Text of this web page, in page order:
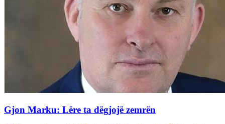
Gjon Marku: Lëre ta dëgjojë zemrën